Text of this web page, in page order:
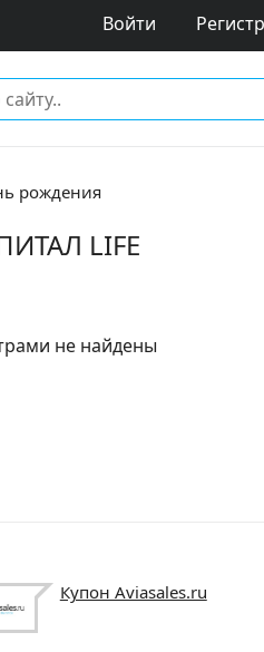
Войти
рождения
LIFE
не найдены
Купон Aviasales.ru